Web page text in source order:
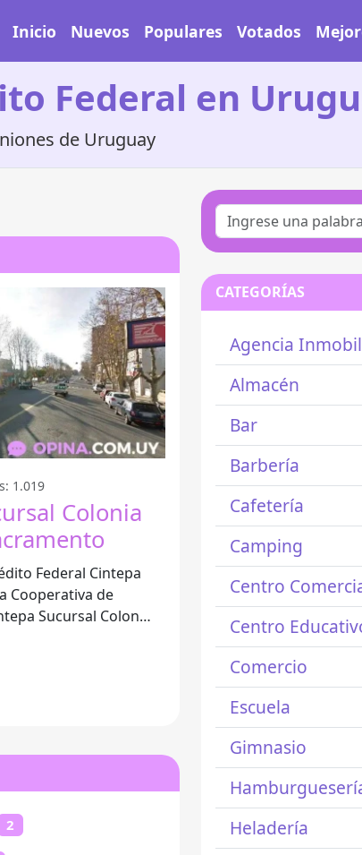
Inicio Nuevos Populares Votados
Federal en
de Uruguay
1.019
Colonia
Federal Cintepa
Sucursal Colonia
2
CATEGORÍAS
Agencia
Almacén
Bar
Barbería
Cafetería
Camping
Centro
Centro
Comercio
Escuela
Gimnasio
Heladería